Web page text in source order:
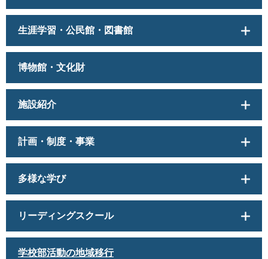
生涯学習・公民館・図書館
博物館・文化財
施設紹介
計画・制度・事業
多様な学び
リーディングスクール
学校部活動の地域移行